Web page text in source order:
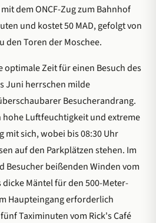
dem ONCF-Zug zum Bahnhof
und kostet 50 MAD, gefolgt von
den Toren der Moschee.
optimale Zeit für einen Besuch des
Juni herrschen milde
Besucherandrang.
Luftfeuchtigkeit und extreme
sich, wobei bis 08:30 Uhr
auf den Parkplätzen stehen. Im
Besucher beißenden Winden vom
Mäntel für den 500-Meter-
Haupteingang erforderlich
Taximinuten vom Rick's Café